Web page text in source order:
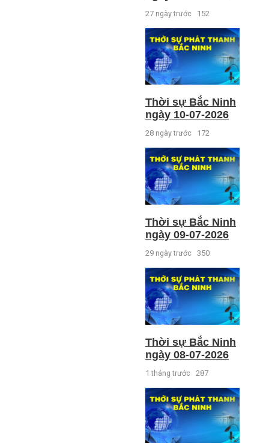
27 ngày trước 152
Thời sự Bắc Ninh
ngày 10-07-2026
28 ngày trước 172
Thời sự Bắc Ninh
ngày 09-07-2026
29 ngày trước 350
Thời sự Bắc Ninh
ngày 08-07-2026
1 tháng trước 287